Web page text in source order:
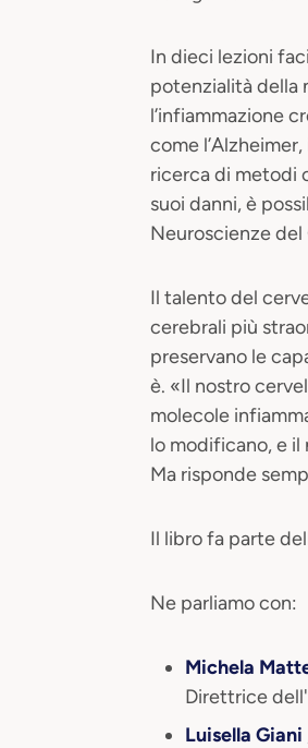
In dieci lezioni
potenzialità della
l’infiammazione
come
ricerca di metodi
suoi danni, è
Neuroscienze
Il talento del
cerebrali più
preservano le
è. «Il nostro
molecole
lo modificano, e il
Ma risponde
Il libro fa parte
N e parliamo con:
Michela
Direttrice
L uisella Giani